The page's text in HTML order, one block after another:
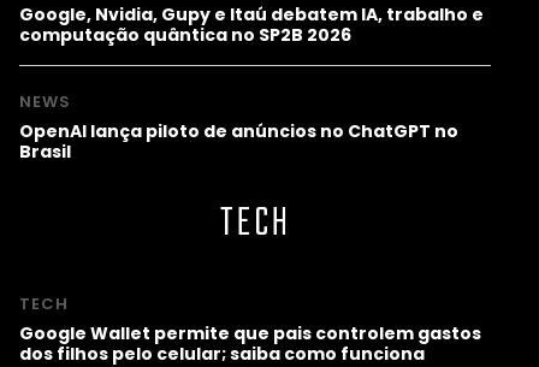
Google, Nvidia, Gupy e Itaú debatem IA, trabalho e
computação quântica no SP2B 2026
NEWS
OpenAI lança piloto de anúncios no ChatGPT no
Brasil
TECH
TECH
Google Wallet permite que pais controlem gastos
dos filhos pelo celular; saiba como funciona